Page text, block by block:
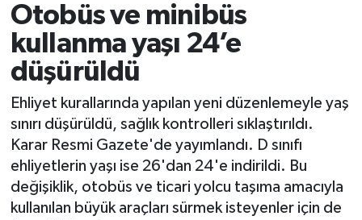
Otobüs ve minibüs
kullanma yaşı 24’e
düşürüldü
Ehliyet kurallarında yapılan yeni düzenlemeyle yaş
sınırı düşürüldü, sağlık kontrolleri sıklaştırıldı.
Karar Resmi Gazete'de yayımlandı. D sınıfı
ehliyetlerin yaşı ise 26'dan 24'e indirildi. Bu
değişiklik, otobüs ve ticari yolcu taşıma amacıyla
kullanılan büyük araçları sürmek isteyenler için de
YOLCU TAŞIMA
LOJİSTİK
E-GAZETE
TAŞITLAR
Son Dakika Haberleri
Haber Arşivi